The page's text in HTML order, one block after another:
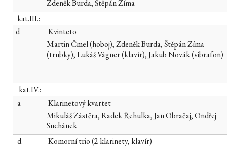
Zdeněk Burda, Štěpán Zíma
kat.III.:
d
Kvinteto
Martin Čmel (hoboj), Zdeněk Burda, Štěpán Zíma
(trubky), Lukáš Vágner (klavír), Jakub Novák (vibrafon)
kat.IV.:
a
Klarinetový kvartet
Mikuláš Zástěra, Radek Řehulka, Jan Obračaj, Ondřej
Suchánek
d
Komorní trio (2 klarinety, klavír)